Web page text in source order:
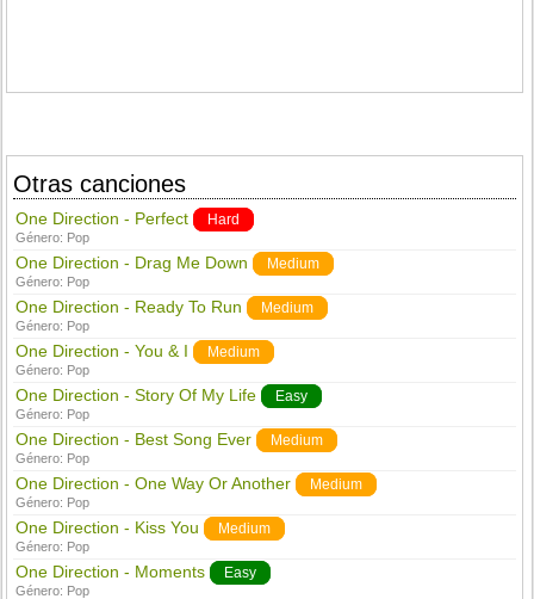
Otras canciones
One Direction - Perfect Hard
Género: Pop
One Direction - Drag Me Down Medium
Género: Pop
One Direction - Ready To Run Medium
Género: Pop
One Direction - You & I Medium
Género: Pop
One Direction - Story Of My Life Easy
Género: Pop
One Direction - Best Song Ever Medium
Género: Pop
One Direction - One Way Or Another Medium
Género: Pop
One Direction - Kiss You Medium
Género: Pop
One Direction - Moments Easy
Género: Pop